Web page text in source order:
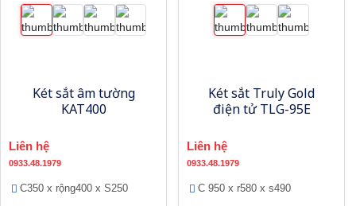
Két sắt âm tường
KAT400
Liên hệ
0933.48.1979
C350 x rộng400 x S250
Két sắt Truly Gold
điện tử TLG-95E
Liên hệ
0933.48.1979
C 950 x r580 x s490